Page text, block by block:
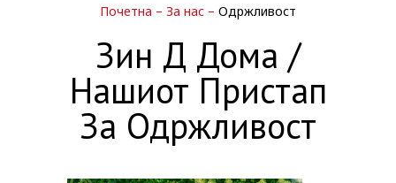
Почетна – За нас – Одржливост
Зин Д Дома /
Нашиот Пристап
За Одржливост